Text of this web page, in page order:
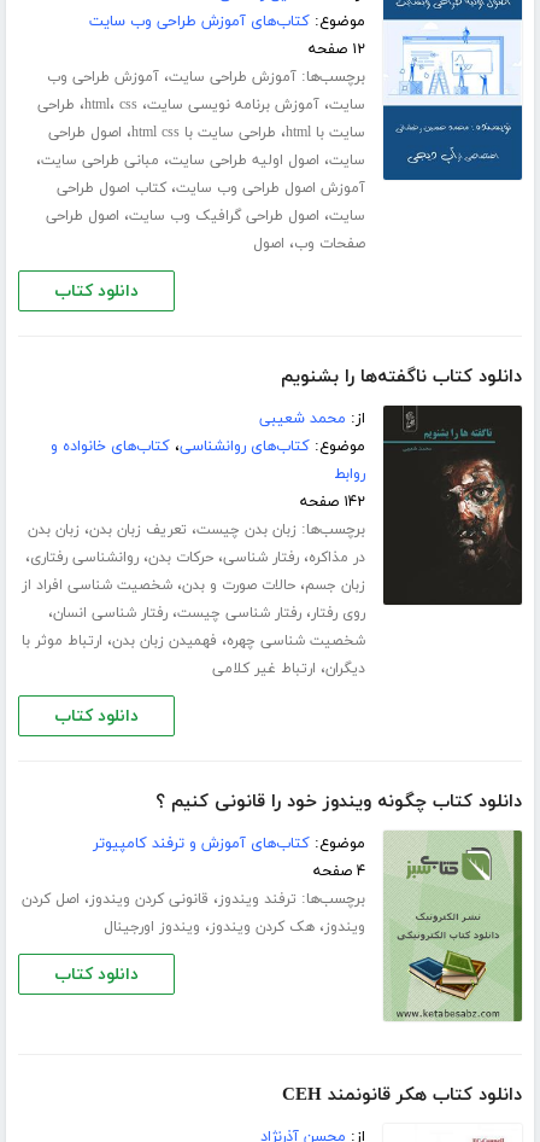
موضوع:کتاب‌های آموزش طراحی وب سایت
۱۲ صفحه
برچسب‌ها:آموزش طراحی سایت،آموزش طراحی وب
سایت،آموزش برنامه نویسی سایت، html، css ، طراحی
سایت با html
، طراحی سایت با html css ، اصول طراحی
سایت، اصول اولیه طراحی سایت، مبانی طراحی سایت،
آموزش اصول طراحی وب سایت،کتاب اصول طراحی
سایت، اصول طراحی گرافیک وب سایت، اصول طراحی
صفحات وب، اصول
دانلود کتاب
دانلود کتاب ناگفته‌ها را بشنویم
از: محمد شعیبی
موضوع:کتاب‌های روانشناسی،کتاب‌های خانواده و
روابط
۱۴۲ صفحه
برچسب‌ها: زبان بدن چیست، تعریف زبان بدن، زبان بدن
در مذاکره،رفتار شناسی،حرکات بدن،روانشناسی رفتاری،
زبان جسم،حالات صورت و بدن،شخصیت شناسی افراد از
روی رفتار،رفتار شناسی چیست،رفتار شناسی انسان،
شخصیت شناسی چهره، فهمیدن زبان بدن، ارتباط موثر با
دیگران، ارتباط غیر کلامی
دانلود کتاب
دانلود کتاب چگونه ویندوز خود را قانونی کنیم ؟
موضوع:کتاب‌های آموزش و ترفند کامپیوتر
۴ صفحه
برچسب‌ها: ترفند ویندوز، قانونی کردن ویندوز، اصل کردن
ویندوز،هک کردن ویندوز، ویندوز اورجینال
دانلود کتاب
دانلود کتاب هکر قانونمند CEH
از: محسن آذرنژاد